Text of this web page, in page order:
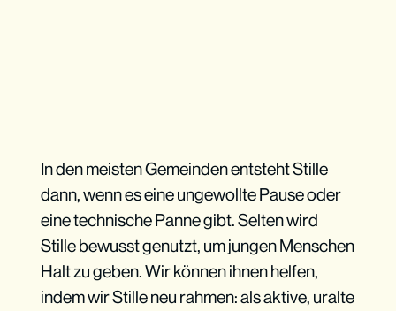
In den meisten Gemeinden entsteht Stille
dann, wenn es eine ungewollte Pause oder
eine technische Panne gibt. Selten wird
Stille bewusst genutzt, um jungen Menschen
Halt zu geben. Wir können ihnen helfen,
indem wir Stille neu rahmen: als aktive, uralte